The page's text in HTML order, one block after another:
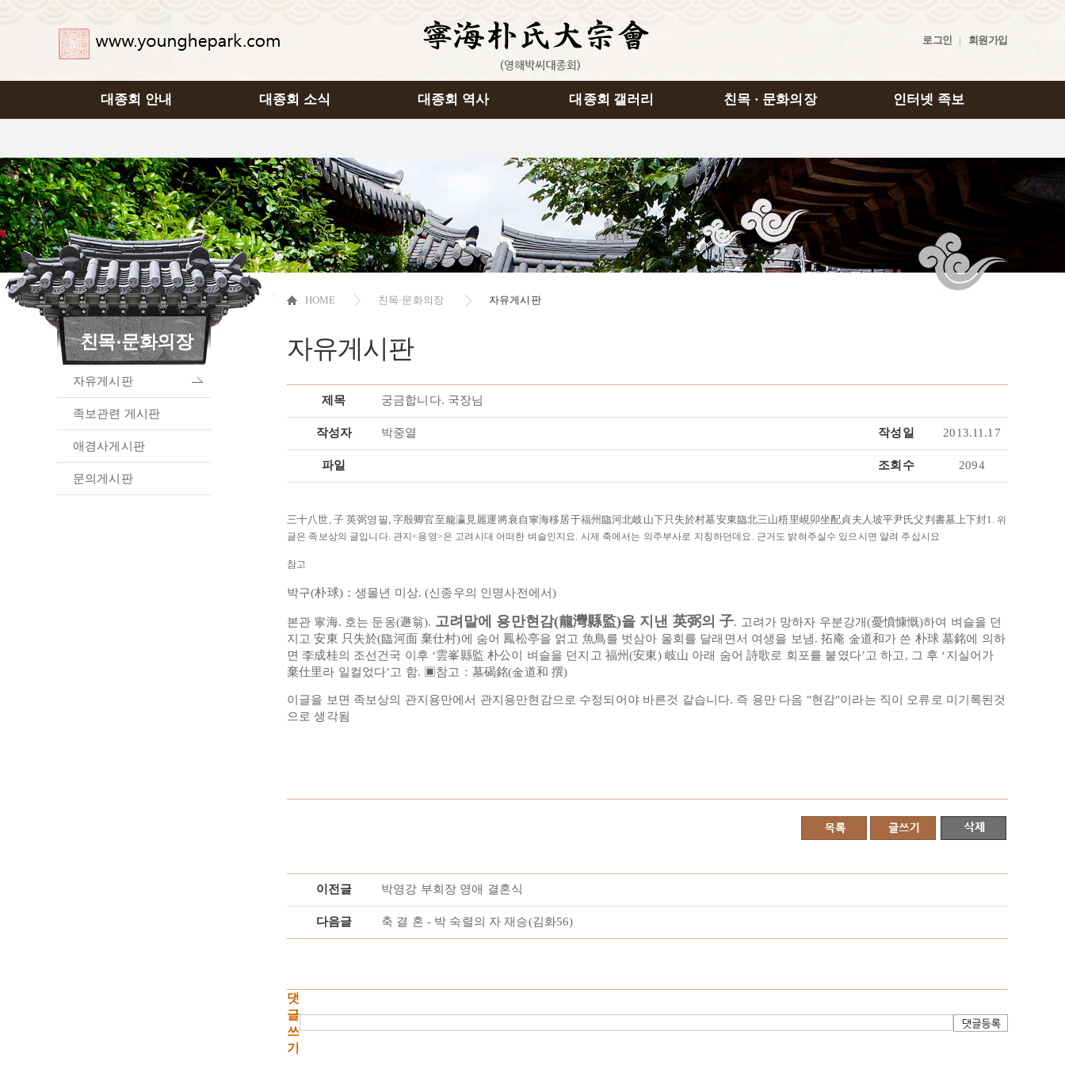
로그인 | 회원가입
대종회 안내 대종회 소식 대종회 역사 대종회 갤러리 친목 · 문화의장 인터넷 족보
HOME 친목·문화의장 자유게시판
친목·문화의장
자유게시판
족보관련 게시판
애경사게시판
문의게시판
자유게시판
제목 궁금합니다. 국장님
작성자 박중열 작성일 2013.11.17
파일 조회수 2094
三十八世, 子 英弼영필, 字殷卿官至龍瀛見麗運將衰自寧海移居于福州臨河北岐山下只失於村墓安東臨北三山梧里峴卯坐配貞夫人坡平尹氏父判書墓上下封1. 위
글은 족보상의 글입니다. 관지<용영>은 고려시대 어떠한 벼슬인지요. 시제 축에서는 의주부사로 지칭하던데요. 근거도 밝혀주실수 있으시면 알려 주십시요
참고
박구(朴球)：생몰년 미상. (신종우의 인명사전에서)
본관 寧海. 호는 둔옹(遯翁). 고려말에 용만현감(龍灣縣監)을 지낸 英弼의 子. 고려가 망하자 우분강개(憂憤慷慨)하여 벼슬을 던
지고 安東 只失於(臨河面 棄仕村)에 숨어 鳳松亭을 얽고 魚鳥를 벗삼아 울회를 달래면서 여생을 보냄. 拓庵 金道和가 쓴 朴球 墓銘에 의하
면 李成桂의 조선건국 이후 ‘雲峯縣監 朴公이 벼슬을 던지고 福州(安東) 岐山 아래 숨어 詩歌로 회포를 붙였다’고 하고, 그 후 ‘지실어가
棄仕里라 일컬었다’고 함. ▣참고：墓碣銘(金道和 撰)
이글을 보면 족보상의 관지용만에서 관지용만현감으로 수정되어야 바른것 같습니다. 즉 용만 다음 "현감"이라는 직이 오류로 미기록된것
으로 생각됨
이전글 박영강 부회장 영애 결혼식
다음글 축 결 혼 - 박 숙렬의 자 재승(김화56)
댓
글
쓰
기